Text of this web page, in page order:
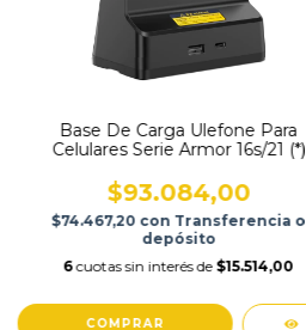
Base De Carga Ulefone Para
Celulares Serie Armor 16s/21 (*)
$93.084,00
$74.467,20 con Transferencia o
depósito
6 cuotas sin interés de $15.514,00